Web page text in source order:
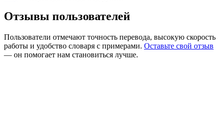
Отзывы пользователей
Пользователи отмечают точность перевода, высокую скорость
работы и удобство словаря с примерами. Оставьте свой отзыв
— он помогает нам становиться лучше.